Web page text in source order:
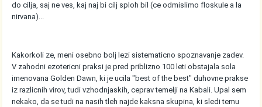
do cilja, saj ne ves, kaj naj bi cilj sploh bil (ce odmislimo floskule a la
nirvana)...
Kakorkoli ze, meni osebno bolj lezi sistematicno spoznavanje zadev.
V zahodni ezotericni praksi je pred priblizno 100 leti obstajala sola
imenovana Golden Dawn, ki je ucila "best of the best" duhovne prakse
iz razlicnih virov, tudi vzhodnjaskih, ceprav temelji na Kabali. Upal sem
nekako, da se tudi na nasih tleh najde kaksna skupina, ki sledi temu